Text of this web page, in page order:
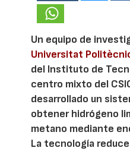
Un equipo de
Universitat
del Instituto de
centro mixto del
desarrollado un
obtener hidrógeno
metano mediante
La tecnología